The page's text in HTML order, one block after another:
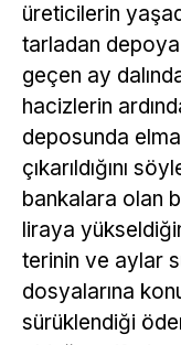
üreticilerin
tarladan depoya
geçen ay
hacizlerin
deposunda
çıkarıldığını
bankalara olan
liraya
terinin ve aylar
dosyalarına
sürüklendiği